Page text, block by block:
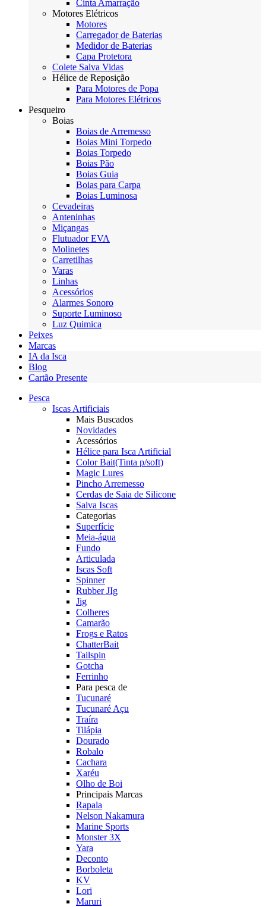
Cinta Amarração
Motores Elétricos
Motores
Carregador de Baterias
Medidor de Baterias
Capa Protetora
Colete Salva Vidas
Hélice de Reposição
Para Motores de Popa
Para Motores Elétricos
Pesqueiro
Boias
Boias de Arremesso
Boias Mini Torpedo
Boias Torpedo
Boias Pão
Boias Guia
Boias para Carpa
Boias Luminosa
Cevadeiras
Anteninhas
Miçangas
Flutuador EVA
Molinetes
Carretilhas
Varas
Linhas
Acessórios
Alarmes Sonoro
Suporte Luminoso
Luz Quimica
Peixes
Marcas
IA da Isca
Blog
Cartão Presente
Pesca
Iscas Artificiais
Mais Buscados
Novidades
Acessórios
Hélice para Isca Artificial
Color Bait(Tinta p/soft)
Magic Lures
Pincho Arremesso
Cerdas de Saia de Silicone
Salva Iscas
Categorias
Superfície
Meia-água
Fundo
Articulada
Iscas Soft
Spinner
Rubber JIg
Jig
Colheres
Camarão
Frogs e Ratos
ChatterBait
Tailspin
Gotcha
Ferrinho
Para pesca de
Tucunaré
Tucunaré Açu
Traíra
Tilápia
Dourado
Robalo
Cachara
Xaréu
Olho de Boi
Principais Marcas
Rapala
Nelson Nakamura
Marine Sports
Monster 3X
Yara
Deconto
Borboleta
KV
Lori
Maruri